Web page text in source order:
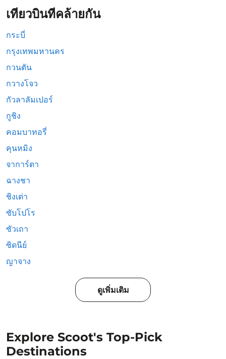
เที่ยวบินที่คล้ายกัน
กระบี่
กรุงเทพมหานคร
กวนตัน
กวางโจว
กัวลาลัมเปอร์
กูชิง
คอมบาทอรี่
คุนหมิง
จาการ์ตา
ฉางชา
ชิงเต่า
ซับโปโร
ซัวเถา
ซิดนีย์
ญาจาง
ดูเพิ่มเติม
Explore Scoot's Top-Pick
Destinations